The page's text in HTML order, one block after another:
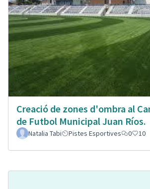
Creació de zones d'ombra al
de Futbol Municipal Juan Ríos.
Natalia Tabi Pistes Esportives 0 10